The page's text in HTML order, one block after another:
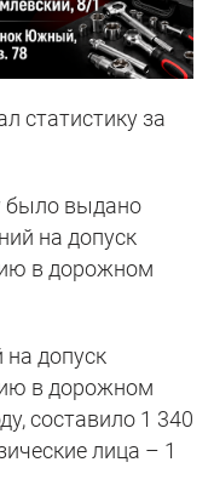
статистику за
было выдано
на допуск
в дорожном
допуск
в дорожном
составило 1 340
лица – 1